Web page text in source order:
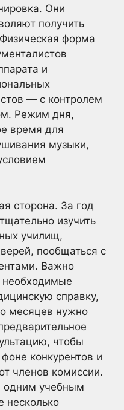
Они
получить
форма
и
— с контролем
Режим дня,
время для
музыки,
сторона. За год
изучить
училищ,
пообщаться с
Важно
необходимые
справку,
месяцев нужно
чтобы
конкурентов и
членов комиссии.
одним учебным
несколько